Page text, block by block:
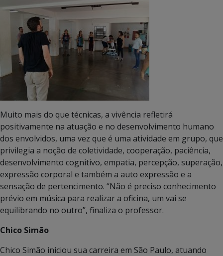
Muito mais do que técnicas, a vivência refletirá
positivamente na atuação e no desenvolvimento humano
dos envolvidos, uma vez que é uma atividade em grupo, que
privilegia a noção de coletividade, cooperação, paciência,
desenvolvimento cognitivo, empatia, percepção, superação,
expressão corporal e também a auto expressão e a
sensação de pertencimento. “Não é preciso conhecimento
prévio em música para realizar a oficina, um vai se
equilibrando no outro”, finaliza o professor.
Chico Simão
Chico Simão iniciou sua carreira em São Paulo, atuando